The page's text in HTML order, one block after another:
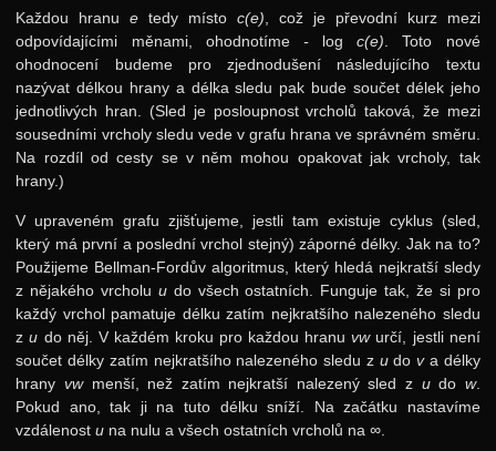
Každou hranue tedy místo c(e), což je převodní kurz mezi
odpovídajícími měnami, ohodnotíme - log c(e). Toto nové
ohodnocení budeme pro zjednodušení následujícího textu
nazývat délkou hrany a délka sledu pak bude součet délek jeho
jednotlivých hran. (Sled je posloupnost vrcholů taková, že mezi
sousedními vrcholy sledu vede v grafu hrana ve správném směru.
Na rozdíl od cesty se v něm mohou opakovat jak vrcholy, tak
hrany.)
V upraveném grafu zjišťujeme, jestli tam existuje cyklus (sled,
který má první a poslední vrchol stejný) záporné délky. Jak na to?
Použijeme Bellman-Fordův algoritmus, který hledá nejkratší sledy
z nějakého vrcholu udo všech ostatních. Funguje tak, že si pro
každý vrchol pamatuje délku zatím nejkratšího nalezeného sledu
zu do něj. V každém kroku pro každou hranuvwurčí, jestli není
součet délky zatím nejkratšího nalezeného sledu z udova délky
hrany vwmenší, než zatím nejkratší nalezený sled z udo w.
Pokud ano, tak ji na tuto délku sníží. Na začátku nastavíme
vzdálenostu na nulu a všech ostatních vrcholů na∞
0. ročník: 87/88
Síň slávy